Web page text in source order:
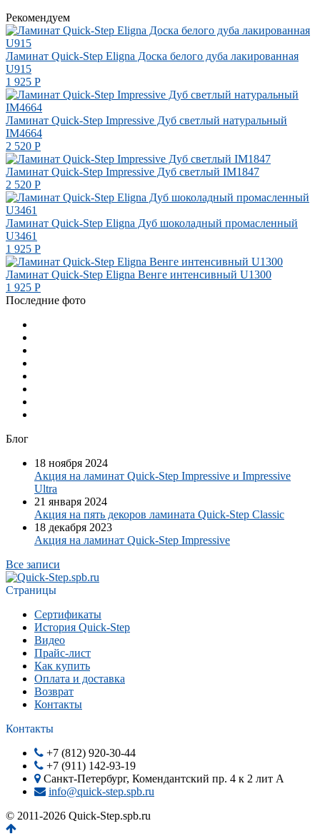
Рекомендуем
Ламинат Quick-Step Eligna Доска белого дуба лакированная
U915
1 925 Р
Ламинат Quick-Step Impressive Дуб светлый натуральный
IM4664
2 520 Р
Ламинат Quick-Step Impressive Дуб светлый IM1847
2 520 Р
Ламинат Quick-Step Eligna Дуб шоколадный промасленный
U3461
1 925 Р
Ламинат Quick-Step Eligna Венге интенсивный U1300
1 925 Р
Последние фото
Блог
18 ноября 2024
Акция на ламинат Quick-Step Impressive и Impressive
Ultra
21 января 2024
Акция на пять декоров ламината Quick-Step​ Classic
18 декабря 2023
Акция на ламинат Quick-Step Impressive
Все записи
Страницы
Сертификаты
История Quick-Step
Видео
Прайс-лист
Как купить
Оплата и доставка
Возврат
Контакты
Контакты
+7 (812) 920-30-44
+7 (911) 142-93-19
Санкт-Петербург, Комендантский пр. 4 к 2 лит А
info@quick-step.spb.ru
© 2011-2026 Quick-Step.spb.ru